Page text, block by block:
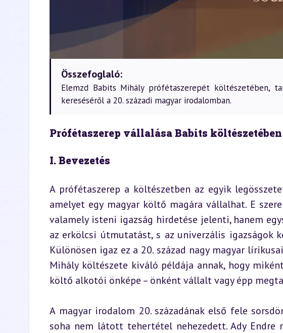
Összefoglaló:
Elemzd Babits Mihály prófétaszerepét költészetében,
kereséséről a 20. századi magyar irodalomban.
Prófétaszerep vállalása Babits költészetében
I. Bevezetés
A prófétaszerep a költészetben az egyik
amelyet egy magyar költő magára vállalhat. E
valamely isteni igazság hirdetése jelenti, hanem
az erkölcsi útmutatást, s az univerzális igazságok
Különösen igaz ez a 20. század nagy magyar
Mihály költészete kiváló példája annak, hogy
költő alkotói önképe – önként vállalt vagy épp
A magyar irodalom 20. századának első fele
soha nem látott tehertétel nehezedett. Ady